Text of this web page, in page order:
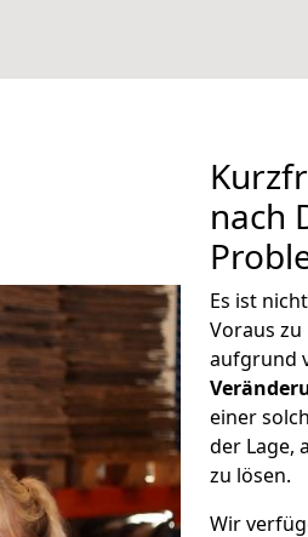
nach
Es ist
Voraus
aufgrund
einer
der Lage,
zu lösen.
Wir